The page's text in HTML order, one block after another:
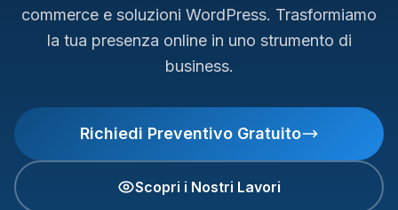
commerce e soluzioni WordPress. Trasformiamo
la tua presenza online in uno strumento di
business.
Richiedi Preventivo Gratuito
Scopri i Nostri Lavori